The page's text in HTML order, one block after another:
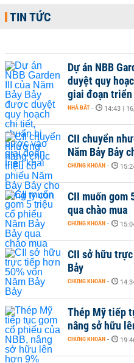
TIN TỨC
Dự án NBB
duyệt quy
giai đoạn triển
NHÀ ĐẤT - 14:43 |
CII chuyển
Năm Bảy Bảy
CHỨNG KHOÁN -
CII muốn gom
qua chào mua
CHỨNG KHOÁN -
CII sở hữu
Bảy
CHỨNG KHOÁN -
Thép Mỹ tiếp
nâng sở hữu
CHỨNG KHOÁN -